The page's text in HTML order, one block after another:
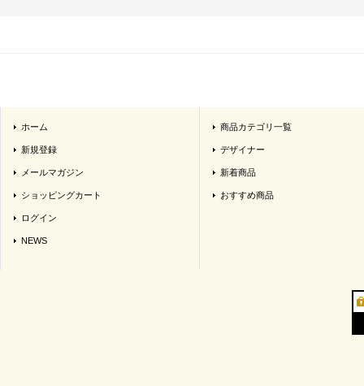
ホーム
新規登録
メールマガジン
ショッピングカート
ログイン
NEWS
商品カテゴリ一覧
デザイナー
新着商品
おすすめ商品